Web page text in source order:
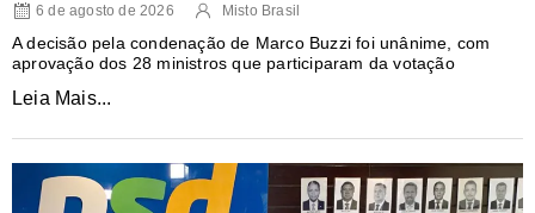
6 de agosto de 2026 Misto Brasil
A decisão pela condenação de Marco Buzzi foi unânime, com
aprovação dos 28 ministros que participaram da votação
Leia Mais...